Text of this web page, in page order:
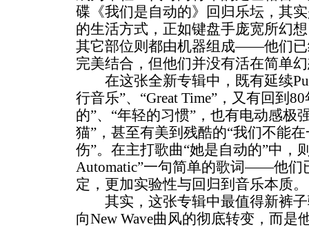
碟《我们是自动的》回归乐坛，其
的生活方式，正如键盘手庞宽所幻
其它部位则都由机器组成——他们已
完美结合，但他们并没有活在简单
在这张全新专辑中，既有延续
行音乐”、“Great Time”，又有回到
的”、“年轻的习惯”，也有电动感极
猫”，甚至有美到残酷的“我们不能
伤”。在主打歌曲“她是自动的”中，
Automatic”一句简单的歌词——他们
定，更加实验性与回归到音乐本质。
其实，这张专辑中最值得新裤子
向New Wave曲风的彻底转变，而是